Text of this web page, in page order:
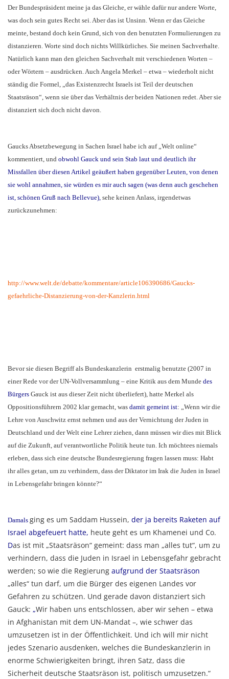
Der Bundespräsident meine ja das Gleiche, er wähle dafür nur andere Worte,
was doch sein gutes Recht sei. Aber das ist Unsinn. Wenn er das Gleiche
meinte, bestand doch kein Grund, sich von den benutzten Formulierungen zu
distanzieren. Worte sind doch nichts Willkürliches. Sie meinen Sachverhalte.
Natürlich kann man den gleichen Sachverhalt mit verschiedenen Worten –
oder Wörtern – ausdrücken. Auch Angela Merkel – etwa – wiederholt nicht
ständig die Formel, „das Existenzrecht Israels ist Teil der deutschen
Staatsräson“, wenn sie über das Verhältnis der beiden Nationen redet. Aber sie
distanziert sich doch nicht davon.
Gaucks Absetzbewegung in Sachen Israel habe ich auf „Welt online“
kommentiert, und obwohl Gauck und sein Stab laut und deutlich ihr
Missfallen über diesen Artikel geäußert haben gegenüber Leuten, von denen
sie wohl annahmen, sie würden es mir auch sagen (was denn auch geschehen
ist, schönen Gruß nach Bellevue), sehe keinen Anlass, irgendetwas
zurückzunehmen:
http://www.welt.de/debatte/kommentare/article106390686/Gaucks-
gefaehrliche-Distanzierung-von-der-Kanzlerin.html
Bevor sie diesen Begriff als Bundeskanzlerin erstmalig benutzte (2007 in
einer Rede vor der UN-Vollversammlung – eine Kritik aus dem Munde des
Bürgers Gauck ist aus dieser Zeit nicht überliefert), hatte Merkel als
Oppositionsführern 2002 klar gemacht, was damit gemeint ist: „Wenn wir die
Lehre von Auschwitz ernst nehmen und aus der Vernichtung der Juden in
Deutschland und der Welt eine Lehrer ziehen, dann müssen wir dies mit Blick
auf die Zukunft, auf verantwortliche Politik heute tun. Ich möchtees niemals
erleben, dass sich eine deutsche Bundesregierung fragen lassen muss: Habt
ihr alles getan, um zu verhindern, dass der Diktator im Irak die Juden in Israel
in Lebensgefahr bringen könnte?“
Damals ging es um Saddam Hussein, der ja bereits Raketen auf
Israel abgefeuert hatte, heute geht es um Khamenei und Co.
Das ist mit „Staatsräson“ gemeint: dass man „alles tut“, um zu
verhindern, dass die Juden in Israel in Lebensgefahr gebracht
werden; so wie die Regierung aufgrund der Staatsräson
„alles“ tun darf, um die Bürger des eigenen Landes vor
Gefahren zu schützen. Und gerade davon distanziert sich
Gauck: „Wir haben uns entschlossen, aber wir sehen – etwa
in Afghanistan mit dem UN-Mandat –, wie schwer das
umzusetzen ist in der Öffentlichkeit. Und ich will mir nicht
jedes Szenario ausdenken, welches die Bundeskanzlerin in
enorme Schwierigkeiten bringt, ihren Satz, dass die
Sicherheit deutsche Staatsräson ist, politisch umzusetzen.“